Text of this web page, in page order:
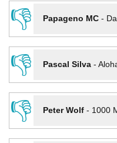
👎
Papageno MC-
👎
Pascal Silva-
👎
Peter Wolf- 1000